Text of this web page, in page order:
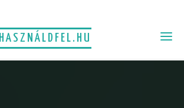
HASZNÁLDFEL.HU